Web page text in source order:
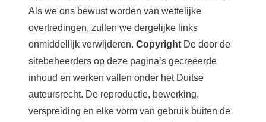
Als we ons bewust worden van wettelijke
overtredingen, zullen we dergelijke links
onmiddellijk verwijderen. Copyright De door de
sitebeheerders op deze pagina’s gecreëerde
inhoud en werken vallen onder het Duitse
auteursrecht. De reproductie, bewerking,
verspreiding en elke vorm van gebruik buiten de